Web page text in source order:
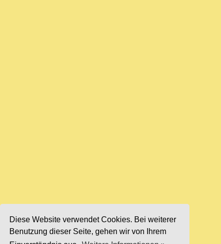
Diese Website verwendet Cookies. Bei weiterer
Benutzung dieser Seite, gehen wir von Ihrem